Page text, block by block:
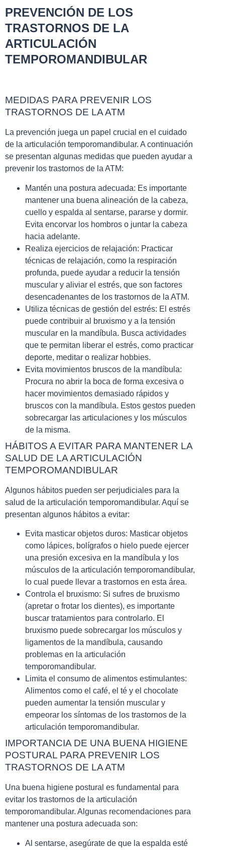
PREVENCIÓN DE LOS
TRASTORNOS DE LA
ARTICULACIÓN
TEMPOROMANDIBULAR
MEDIDAS PARA PREVENIR LOS
TRASTORNOS DE LA ATM
La prevención juega un papel crucial en el cuidado
de la articulación temporomandibular. A continuación
se presentan algunas medidas que pueden ayudar a
prevenir los trastornos de la ATM:
Mantén una postura adecuada: Es importante
mantener una buena alineación de la cabeza,
cuello y espalda al sentarse, pararse y dormir.
Evita encorvar los hombros o juntar la cabeza
hacia adelante.
Realiza ejercicios de relajación: Practicar
técnicas de relajación, como la respiración
profunda, puede ayudar a reducir la tensión
muscular y aliviar el estrés, que son factores
desencadenantes de los trastornos de la ATM.
Utiliza técnicas de gestión del estrés: El estrés
puede contribuir al bruxismo y a la tensión
muscular en la mandíbula. Busca actividades
que te permitan liberar el estrés, como practicar
deporte, meditar o realizar hobbies.
Evita movimientos bruscos de la mandíbula:
Procura no abrir la boca de forma excesiva o
hacer movimientos demasiado rápidos y
bruscos con la mandíbula. Estos gestos pueden
sobrecargar las articulaciones y los músculos
de la misma.
HÁBITOS A EVITAR PARA MANTENER LA
SALUD DE LA ARTICULACIÓN
TEMPOROMANDIBULAR
Algunos hábitos pueden ser perjudiciales para la
salud de la articulación temporomandibular. Aquí se
presentan algunos hábitos a evitar:
Evita masticar objetos duros: Masticar objetos
como lápices, bolígrafos o hielo puede ejercer
una presión excesiva en la mandíbula y los
músculos de la articulación temporomandibular,
lo cual puede llevar a trastornos en esta área.
Controla el bruxismo: Si sufres de bruxismo
(apretar o frotar los dientes), es importante
buscar tratamientos para controlarlo. El
bruxismo puede sobrecargar los músculos y
ligamentos de la mandíbula, causando
problemas en la articulación
temporomandibular.
Limita el consumo de alimentos estimulantes:
Alimentos como el café, el té y el chocolate
pueden aumentar la tensión muscular y
empeorar los síntomas de los trastornos de la
articulación temporomandibular.
IMPORTANCIA DE UNA BUENA HIGIENE
POSTURAL PARA PREVENIR LOS
TRASTORNOS DE LA ATM
Una buena higiene postural es fundamental para
evitar los trastornos de la articulación
temporomandibular. Algunas recomendaciones para
mantener una postura adecuada son:
Al sentarse, asegúrate de que la espalda esté